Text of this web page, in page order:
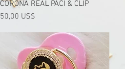
Vista rápida
CORONA REAL PACİ & CLİP
Precio
50,00 US$